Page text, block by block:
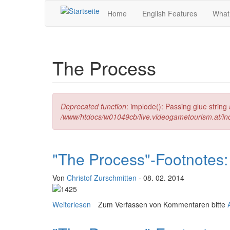
Home
English Features
The Process
Fehlermeldung
Deprecated function: implode(): Passing glue
/www/htdocs/w01049cb/live.videogametourism.at/
"The Process"-
Von Christof Zurschmitten - 08. 02. 2014
Weiterlesen über "The Process"-Footnotes: An
Zum Verfassen von Kommentaren bitte